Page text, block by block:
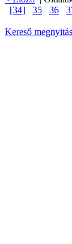
[34]
35 36
Kereső